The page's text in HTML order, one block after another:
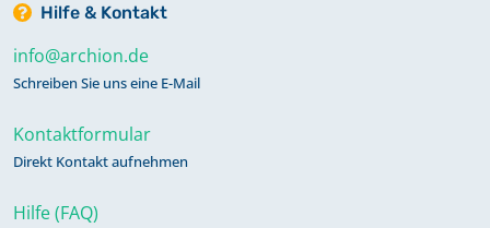
Hilfe & Kontakt
info@archion.de
Schreiben Sie uns eine E-Mail
Kontaktformular
Direkt Kontakt aufnehmen
Hilfe (FAQ)